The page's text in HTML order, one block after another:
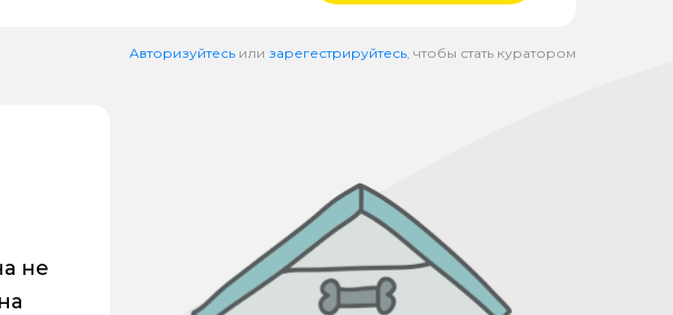
Авторизуйтесь или зарегестрируйтесь , чтобы стать куратором
не